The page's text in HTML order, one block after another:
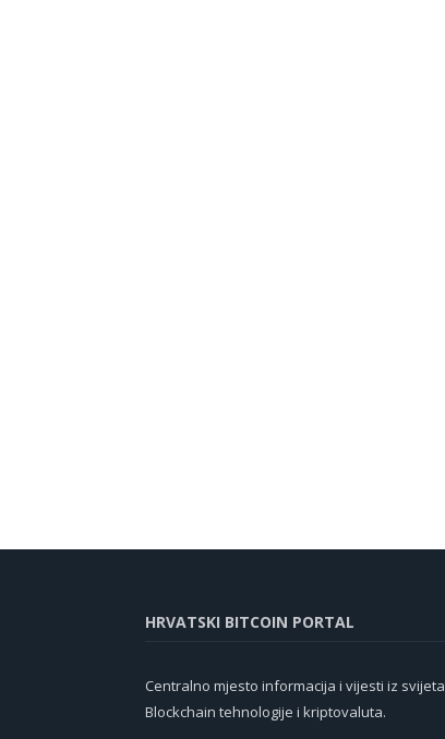
HRVATSKI BITCOIN PORTAL
Centralno mjesto informacija i vijesti iz svijeta
Blockchain tehnologije i kriptovaluta.